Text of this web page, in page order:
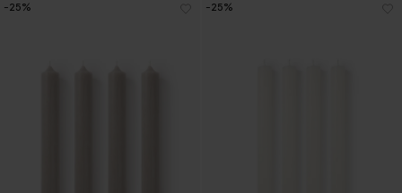
-25% -25%